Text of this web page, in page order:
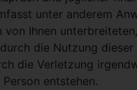
unter anderem
Ihnen unterbreiteten,
die Nutzung dieser
die Verletzung
entstehen.